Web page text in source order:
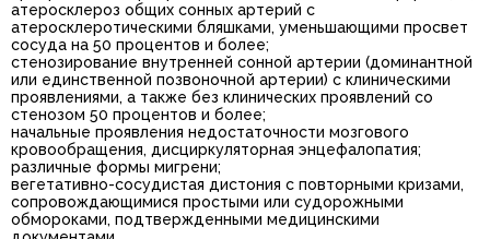
атеросклероз общих сонных артерий с
атеросклеротическими бляшками, уменьшающими просвет
сосуда на 50 процентов и более;
стенозирование внутренней сонной артерии (доминантной
или единственной позвоночной артерии) с клиническими
проявлениями, а также без клинических проявлений со
стенозом 50 процентов и более;
начальные проявления недостаточности мозгового
кровообращения, дисциркуляторная энцефалопатия;
различные формы мигрени;
вегетативно-сосудистая дистония с повторными кризами,
сопровождающимися простыми или судорожными
обмороками, подтвержденными медицинскими